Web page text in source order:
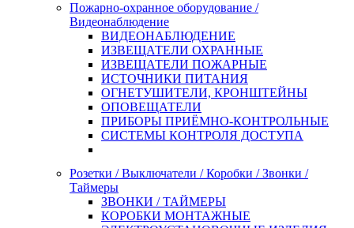
Пожарно-охранное оборудование /
Видеонаблюдение
ВИДЕОНАБЛЮДЕНИЕ
ИЗВЕЩАТЕЛИ ОХРАННЫЕ
ИЗВЕЩАТЕЛИ ПОЖАРНЫЕ
ИСТОЧНИКИ ПИТАНИЯ
ОГНЕТУШИТЕЛИ, КРОНШТЕЙНЫ
ОПОВЕЩАТЕЛИ
ПРИБОРЫ ПРИЁМНО-КОНТРОЛЬНЫЕ
СИСТЕМЫ КОНТРОЛЯ ДОСТУПА
Розетки / Выключатели / Коробки / Звонки /
Таймеры
ЗВОНКИ / ТАЙМЕРЫ
КОРОБКИ МОНТАЖНЫЕ